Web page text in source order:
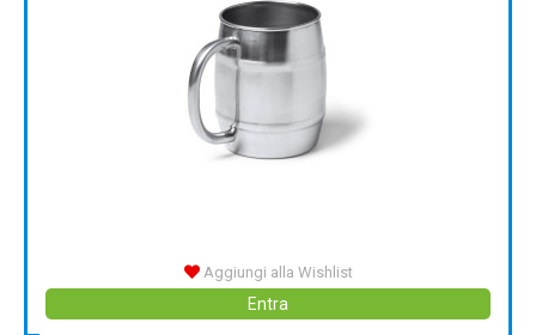
Aggiungi alla Wishlist
Entra